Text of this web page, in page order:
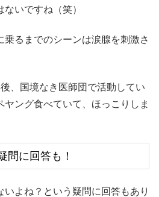
いですね（笑）
乗るまでのシーンは涙腺を刺激さ
、国境なき医師団で活動してい
ヤング食べていて、ほっこりしま
問に回答も！
いよね？という疑問に回答もあり